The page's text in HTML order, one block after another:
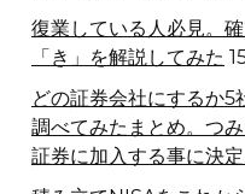
復業している人必見。
「き」を解説してみた
どの証券会社にするか5
調べてみたまとめ。つ
証券に加入する事に決定